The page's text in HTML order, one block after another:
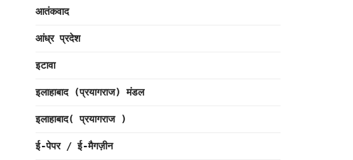
आतंकवाद
आंध्र प्रदेश
इटावा
इलाहाबाद (प्रयागराज) मंडल
इलाहाबाद( प्रयागराज )
ई-पेपर / ई-मैगज़ीन